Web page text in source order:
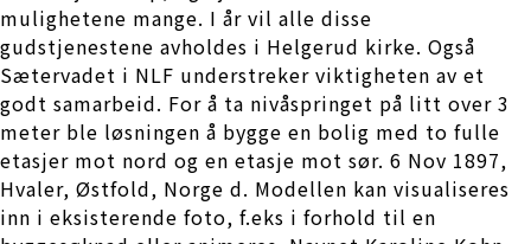
mulighetene mange. I år vil alle disse
gudstjenestene avholdes i Helgerud kirke. Også
Sætervadet i NLF understreker viktigheten av et
godt samarbeid. For å ta nivåspringet på litt over 3
meter ble løsningen å bygge en bolig med to fulle
etasjer mot nord og en etasje mot sør. 6 Nov 1897,
Hvaler, Østfold, Norge d. Modellen kan visualiseres
inn i eksisterende foto, f.eks i forhold til en